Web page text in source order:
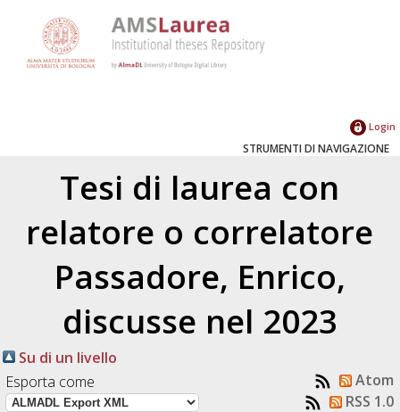
Login
STRUMENTI DI NAVIGAZIONE
Tesi di laurea con
relatore o correlatore
Passadore, Enrico,
discusse nel 2023
Su di un livello
Esporta come
Atom
RSS 1.0